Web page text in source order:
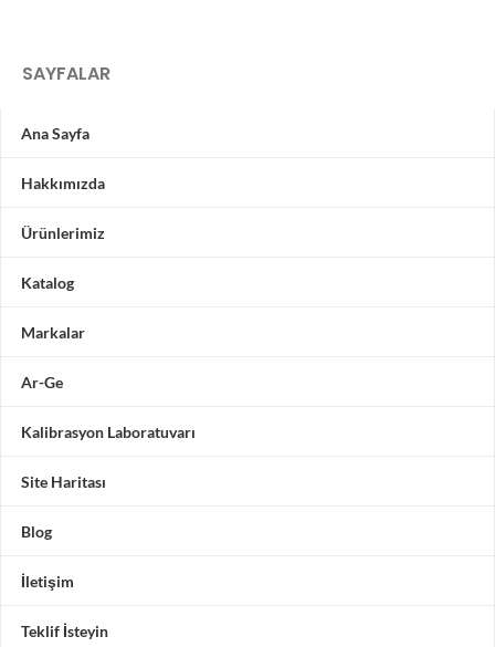
SAYFALAR
Ana Sayfa
Hakkımızda
Ürünlerimiz
Katalog
Markalar
Ar-Ge
Kalibrasyon Laboratuvarı
Site Haritası
Blog
İletişim
Teklif İsteyin